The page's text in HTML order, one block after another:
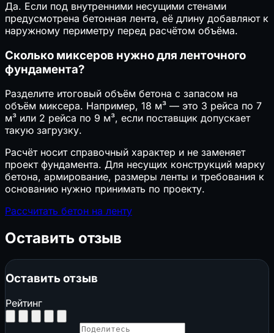
Да. Если под внутренними несущими стенами
предусмотрена бетонная лента, её длину добавляют к
наружному периметру перед расчётом объёма.
Сколько миксеров нужно для ленточного
фундамента?
Разделите итоговый объём бетона с запасом на
объём миксера. Например, 18 м³ — это 3 рейса по 7
м³ или 2 рейса по 9 м³, если поставщик допускает
такую загрузку.
Расчёт носит справочный характер и не заменяет
проект фундамента. Для несущих конструкций марку
бетона, армирование, размеры ленты и требования к
основанию нужно принимать по проекту.
Рассчитать бетон на ленту
Оставить отзыв
Оставить отзыв
Рейтинг